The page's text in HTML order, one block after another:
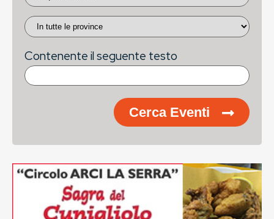
Contenente il seguente testo
Cerca Eventi